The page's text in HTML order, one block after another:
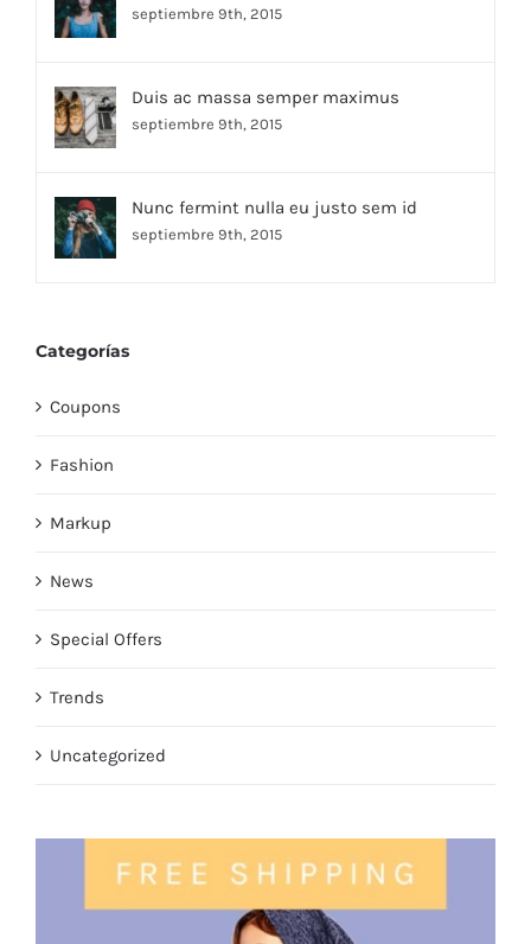
septiembre 9th, 2015
Duis ac massa semper maximus
septiembre 9th, 2015
Nunc fermint nulla eu justo sem id
septiembre 9th, 2015
Categorías
Coupons
Fashion
Markup
News
Special Offers
Trends
Uncategorized